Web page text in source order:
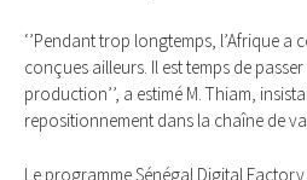
‘’Pendant trop longtemps, l’Afrique
conçues ailleurs. Il est temps de
production’’, a estimé M. Thiam,
repositionnement dans la chaîne de
Le programme Sénégal Digital